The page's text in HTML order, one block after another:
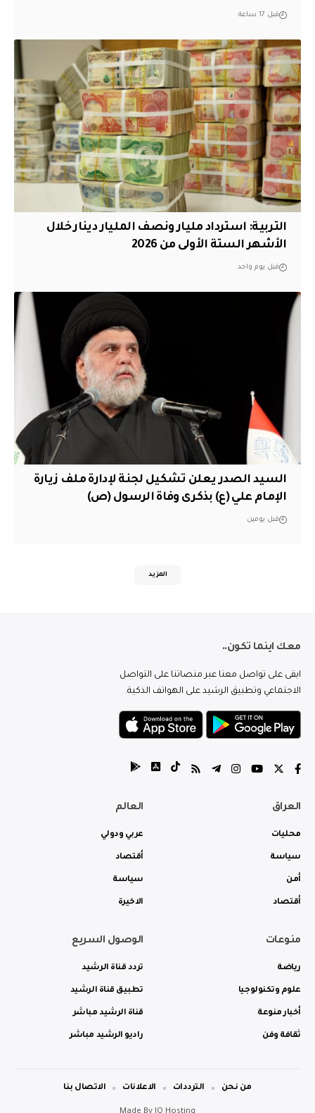
قبل 17 ساعة
التربية: استرداد مليار ونصف المليار دينار خلال
الأشهر الستة الأولى من 2026
قبل يوم واحد
السيد الصدر يعلن تشكيل لجنة لإدارة ملف زيارة
الإمام علي (ع) بذكرى وفاة الرسول (ص)
قبل يومين
المزيد
معك اينما تكون..
ابقى على تواصل معنا عبر منصاتنا على التواصل
الاجتماعي وتطبيق الرشيد على الهواتف الذكية.
العراق
محليات
سياسة
أمن
أقتصاد
العالم
عربي ودولي
أقتصاد
سياسة
الاخيرة
منوعات
رياضة
علوم وتكنولوجيا
أخبار منوعة
ثقافة وفن
الوصول السريع
تردد قناة الرشيد
تطبيق قناة الرشيد
قناة الرشيد مباشر
راديو الرشيد مباشر
من نحن الترددات الاعلانات الاتصال بنا